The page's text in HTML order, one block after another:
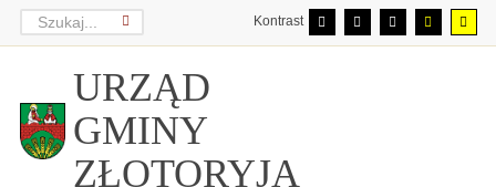
Kontrast
URZĄD
GMINY
ZŁOTORYJA